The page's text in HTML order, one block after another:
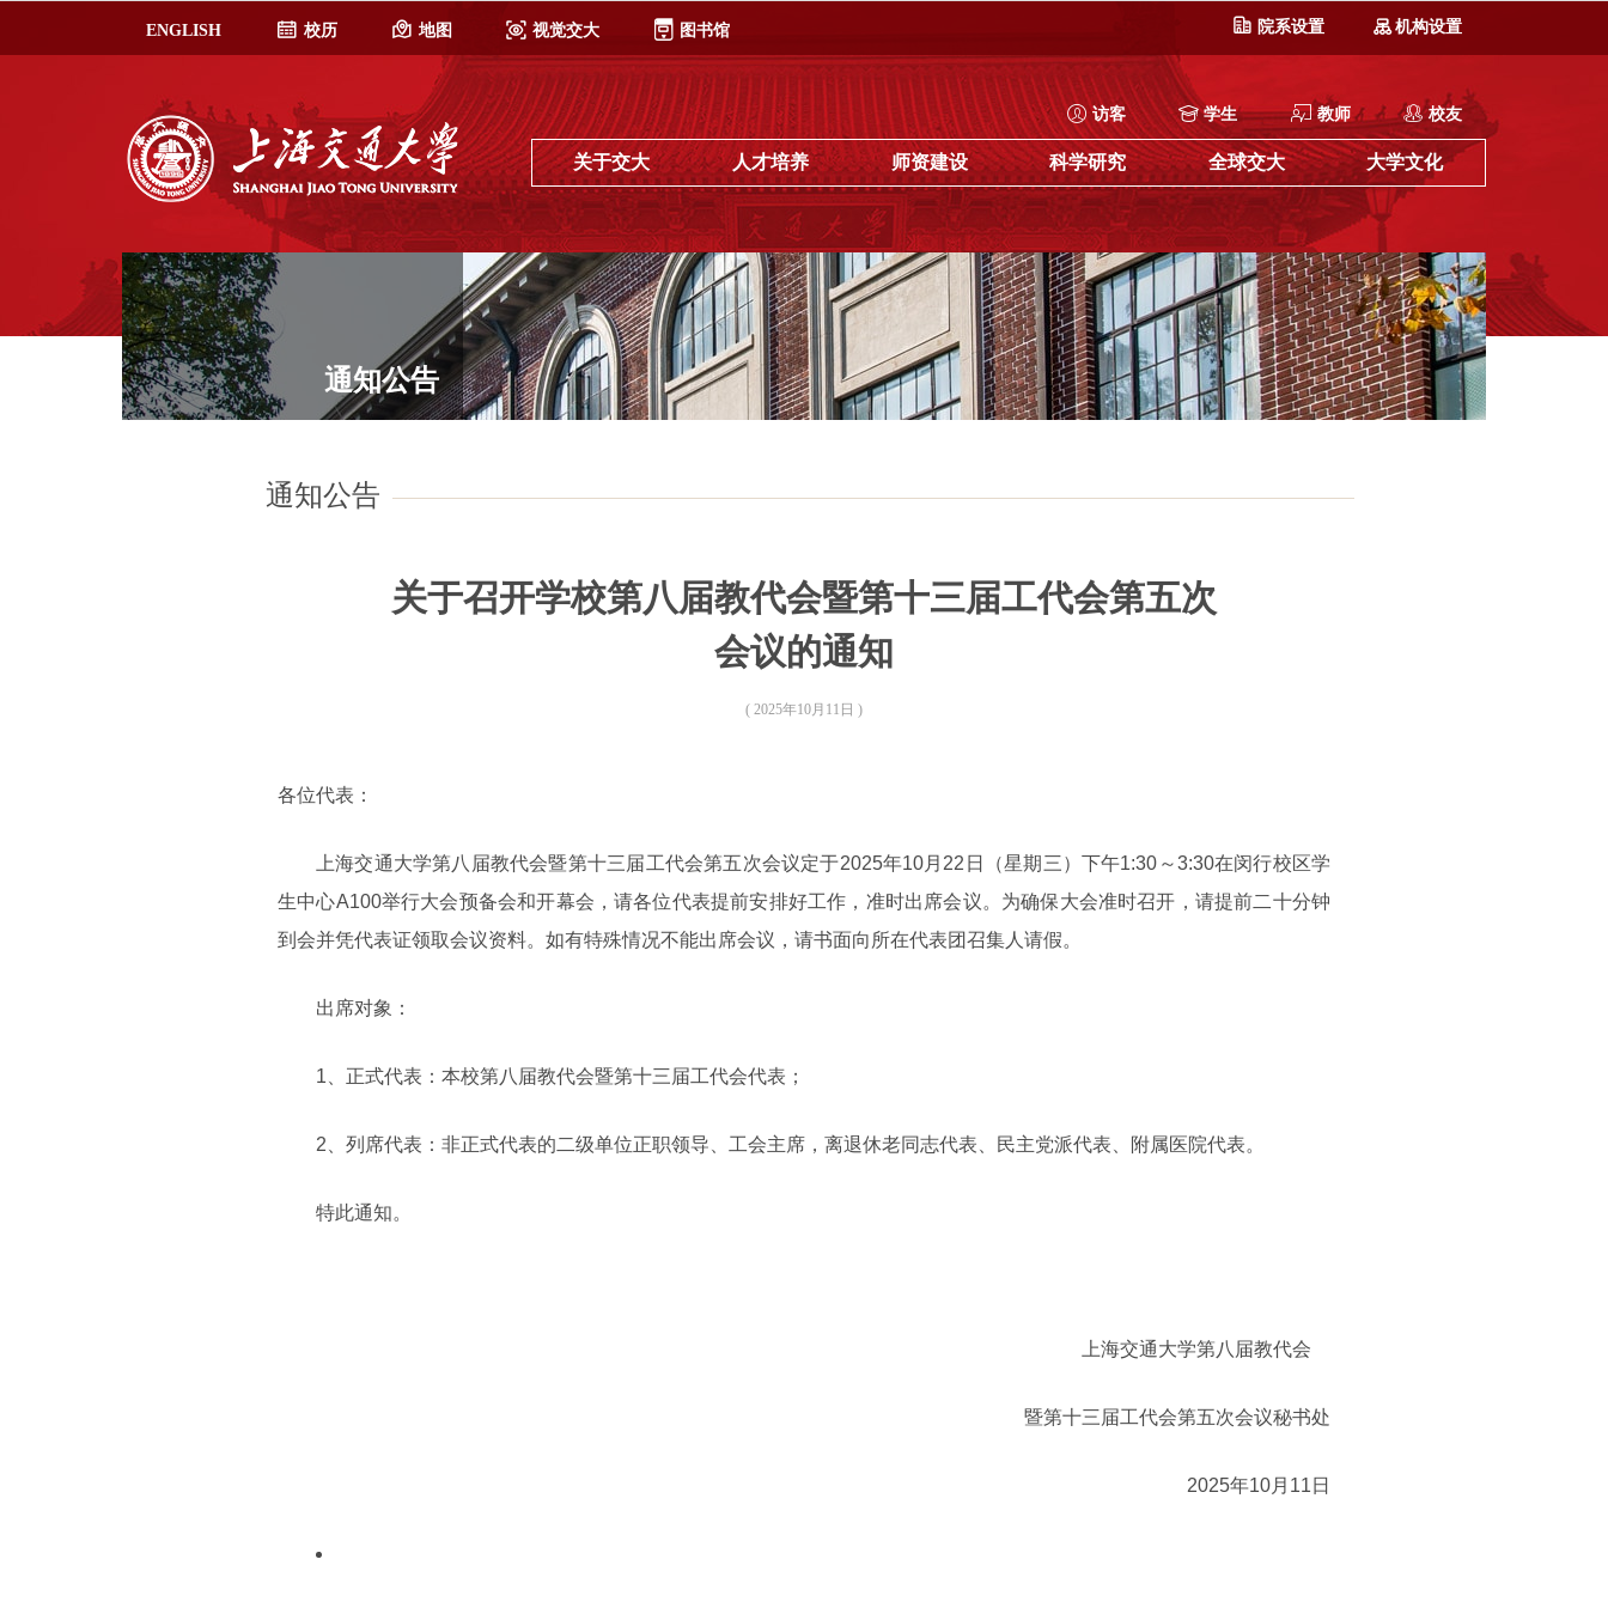
ENGLISH 校历 地图 视觉交大 图书馆 院系设置 机构设置
访客 学生 教师 校友
关于交大 人才培养 师资建设 科学研究 全球交大 大学文化
通知公告
通知公告
关于召开学校第八届教代会暨第十三届工代会第五次
会议的通知
( 2025年10月11日 )
各位代表：
上海交通大学第八届教代会暨第十三届工代会第五次会议定于2025年10月22日（星期三）下午1:30～3:30在闵行校区学
生中心A100举行大会预备会和开幕会，请各位代表提前安排好工作，准时出席会议。为确保大会准时召开，请提前二十分钟
到会并凭代表证领取会议资料。如有特殊情况不能出席会议，请书面向所在代表团召集人请假。
出席对象：
1、正式代表：本校第八届教代会暨第十三届工代会代表；
2、列席代表：非正式代表的二级单位正职领导、工会主席，离退休老同志代表、民主党派代表、附属医院代表。
特此通知。
上海交通大学第八届教代会
暨第十三届工代会第五次会议秘书处
2025年10月11日